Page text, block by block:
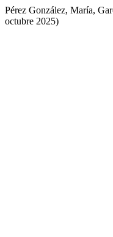
Pérez González, María,
octubre 2025)